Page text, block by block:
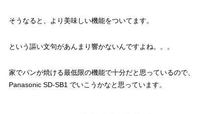
そうなると、より美味しい機能をついてます。
という謳い文句があんまり響かないんですよね。。。
家でパンが焼ける最低限の機能で十分だと思っているので、
Panasonic SD-SB1 でいこうかなと思っています。